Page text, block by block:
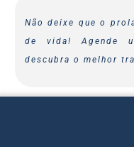
Não deixe que o
de vida! Agende
descubra o melhor